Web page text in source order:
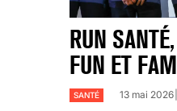
RUN
FUN ET
SANTÉ 13 mai 2026